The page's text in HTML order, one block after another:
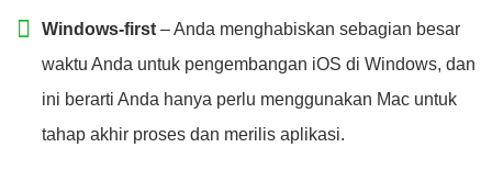
Windows-first – Anda menghabiskan sebagian besar
waktu Anda untuk pengembangan iOS di Windows, dan
ini berarti Anda hanya perlu menggunakan Mac untuk
tahap akhir proses dan merilis aplikasi.